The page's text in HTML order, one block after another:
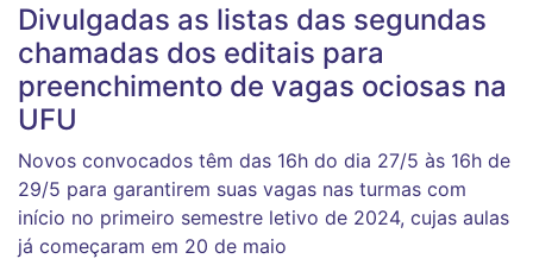
Divulgadas as listas das segundas
chamadas dos editais para
preenchimento de vagas ociosas na
UFU
Novos convocados têm das 16h do dia 27/5 às 16h de
29/5 para garantirem suas vagas nas turmas com
início no primeiro semestre letivo de 2024, cujas aulas
já começaram em 20 de maio